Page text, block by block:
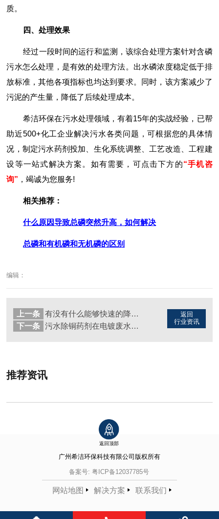
质。
四、处理效果
经过一段时间的运行和监测，该综合处理方案针对含磷
污水怎么处理，是有效的处理方法。出水磷浓度稳定低于排
放标准，其他各项指标也均达到要求。同时，该方案减少了
污泥的产生量，降低了后续处理成本。
希洁环保在污水处理领域，有着15年的实战经验，已帮
助近500+化工企业解决污水各类问题，可根据您的具体情
况，制定污水药剂投加、生化系统调整、工艺改造、工程建
设等一站式解决方案。如有需要，可点击下方的“手机咨
询” ，竭诚为您服务!
相关推荐：
什么原因导致总磷突然升高，如何解决
总磷和有机磷和无机磷的区别
编辑：
返回
行业资讯
上一条
有没有什么能够快速的降低氨氮（图）
下一条
污水除铜药剂在电镀废水的应用（图）
推荐资讯
返回顶部
广州希洁环保科技有限公司 版权所有
备案号: 粤ICP备12037785号
网站地图 解决方案 联系我们